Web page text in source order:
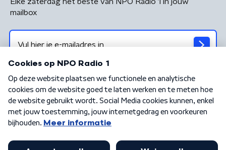
mailbox
Algemene voorwaarden